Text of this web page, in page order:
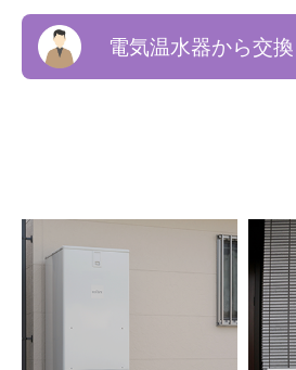
電気温水器から交